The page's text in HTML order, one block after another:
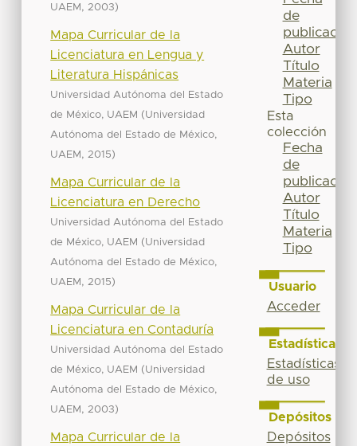
UAEM , 2003)
Mapa Curricular de la
Licenciatura en Lengua y
Literatura Hispánicas
Universidad Autónoma del Estado
de México, UAEM (Universidad
Autónoma del Estado de México,
UAEM , 2015)
Mapa Curricular de la
Licenciatura en Derecho
Universidad Autónoma del Estado
de México, UAEM (Universidad
Autónoma del Estado de México,
UAEM , 2015)
Mapa Curricular de la
Licenciatura en Contaduría
Universidad Autónoma del Estado
de México, UAEM (Universidad
Autónoma del Estado de México,
UAEM , 2003)
Mapa Curricular de la
de
publicación
Autor
Título
Materia
Tipo
Esta
colección
Fecha
de
publicación
Autor
Título
Materia
Tipo
Usuario
Acceder
Estadísticas
Estadísticas
de uso
Depósitos
Depósitos